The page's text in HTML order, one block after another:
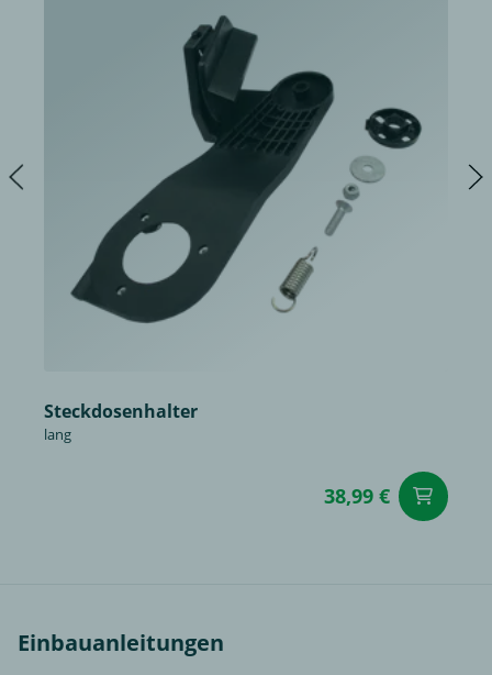
Steckdosenhalter
lang
38,99 €
Einbauanleitungen